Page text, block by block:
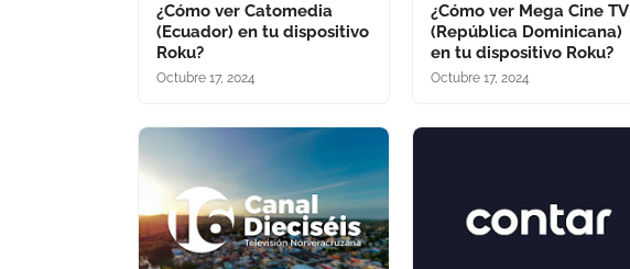
¿Cómo ver Catomedia
(Ecuador) en tu dispositivo
Roku?
Octubre 17, 2024
¿Cómo ver Mega Cine TV
(República Dominicana)
en tu dispositivo Roku?
Octubre 17, 2024